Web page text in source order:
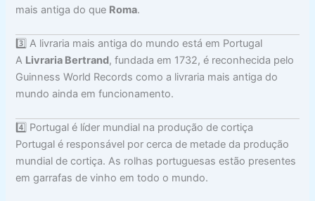
mais antiga do que Roma.
3️⃣ A livraria mais antiga do mundo está em Portugal
A Livraria Bertrand, fundada em 1732, é reconhecida pelo
Guinness World Records como a livraria mais antiga do
mundo ainda em funcionamento.
4️⃣ Portugal é líder mundial na produção de cortiça
Portugal é responsável por cerca de metade da produção
mundial de cortiça. As rolhas portuguesas estão presentes
em garrafas de vinho em todo o mundo.